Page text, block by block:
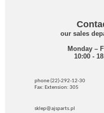
our sales
Monday –
10:00 -
phone (22)-292-12-30
Fax: Extension: 305
sklep@ajsparts.pl